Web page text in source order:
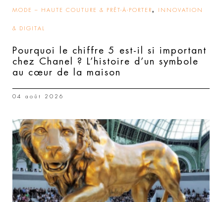
MODE – HAUTE COUTURE & PRÊT-À-PORTER, INNOVATION
& DIGITAL
Pourquoi le chiffre 5 est-il si important
chez Chanel ? L’histoire d’un symbole
au cœur de la maison
04 août 2026